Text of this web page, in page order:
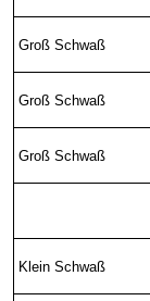
Groß Schwaß
Groß Schwaß
Groß Schwaß
Klein Schwaß